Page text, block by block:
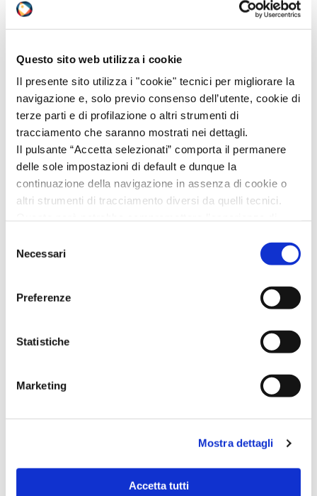
Questo sito web utilizza i cookie
Il presente sito utilizza i "cookie" tecnici per migliorare la
navigazione e, solo previo consenso dell’utente, cookie di
terze parti e di profilazione o altri strumenti di
tracciamento che saranno mostrati nei dettagli.
Il pulsante “Accetta selezionati” comporta il permanere
delle sole impostazioni di default e dunque la
continuazione della navigazione in assenza di cookie o
altri strumenti di tracciamento diversi da quelli tecnici.
Invitiamo a prendere visione della nostra policy in
conformità al Reg. UE 679/2016 (GDPR) al seguente link
delNecessari
Preferenze
Statistiche
Marketing
Mostra dettagli
Accetta tutti
Batterie al litio e trasporti eccezionali: il MIT
container BESS
21/07/2026
Aggiornata la roadmap REACH sulle future
restrizioni chimiche
20/07/2026
CLP: dal 1° luglio 2026 ECHA pubblicherà i
nomi dei notificanti
25/06/2026
IMDG: circolare sul trasporto marittimo di
25/06/2026
ADR ALTRE ARTICOLI BIOCIDI
DOGANE IATA